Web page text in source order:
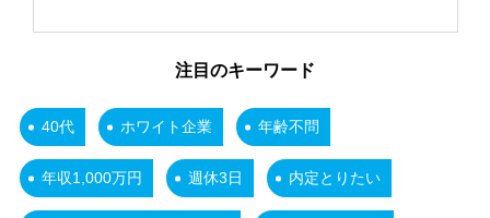
注目のキーワード
40代 ホワイト企業 年齢不問
年収1,000万円 週休3日 内定とりたい